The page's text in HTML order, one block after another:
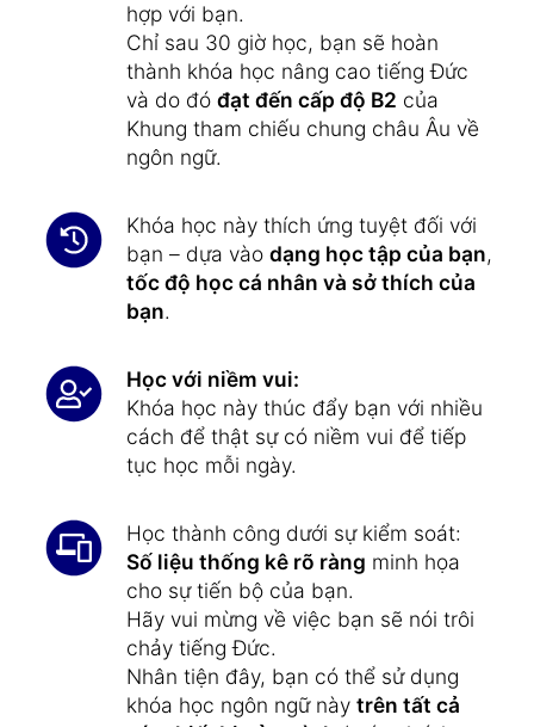
hợp với bạn.
Chỉ sau 30 giờ học, bạn sẽ hoàn
thành khóa học nâng cao tiếng Đức
và do đó đạt đến cấp độ B2 của
Khung tham chiếu chung châu Âu về
ngôn ngữ.
Khóa học này thích ứng tuyệt đối với
bạn – dựa vào dạng học tập của bạn,
tốc độ học cá nhân và sở thích của
bạn.
Học với niềm vui:
Khóa học này thúc đẩy bạn với nhiều
cách để thật sự có niềm vui để tiếp
tục học mỗi ngày.
Học thành công dưới sự kiểm soát:
Số liệu thống kê rõ ràng minh họa
cho sự tiến bộ của bạn.
Hãy vui mừng về việc bạn sẽ nói trôi
chảy tiếng Đức.
Nhân tiện đây, bạn có thể sử dụng
khóa học ngôn ngữ này trên tất cả